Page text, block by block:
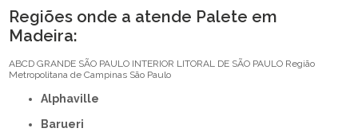
Regiões onde a atende Palete em
Madeira:
ABCD GRANDE SÃO PAULO INTERIOR LITORAL DE SÃO PAULO Região
Metropolitana de Campinas São Paulo
Alphaville
Barueri